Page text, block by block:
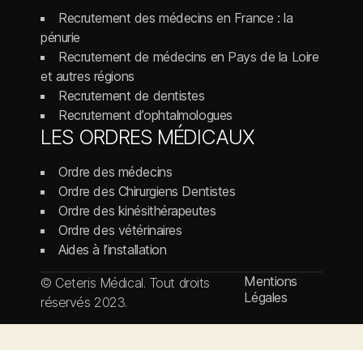
Recrutement des médecins en France : la
pénurie
Recrutement de médecins en Pays de la Loire
et autres régions
Recrutement de dentistes
Recrutement d’ophtalmologues
LES ORDRES MÉDICAUX
Ordre des médecins
Ordre des Chirurgiens Dentistes
Ordre des kinésithérapeutes
Ordre des vétérinaires
Aides à l’installation
© Ceteris Médical. Tout droits
réservés 2023.
Mentions
Légales